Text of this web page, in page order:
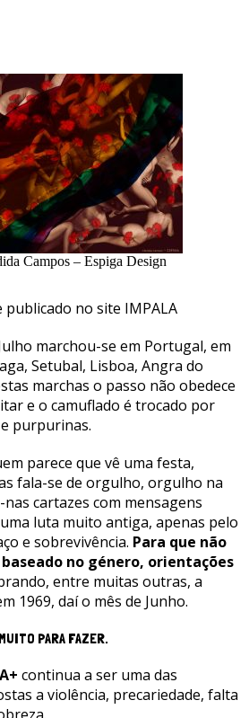
Campos – Espiga Design
no site IMPALA
marchou-se em Portugal, em
Setubal, Lisboa, Angra do
marchas o passo não obedece
e o camuflado é trocado por
purpurinas.
parece que vê uma festa,
fala-se de orgulho, orgulho na
cartazes com mensagens
luta muito antiga, apenas pelo
e sobrevivência. Para que não
no género, orientações
entre muitas outras, a
1969, daí o mês de Junho.
PARA FAZER.
continua a ser uma das
a violência, precariedade, falta